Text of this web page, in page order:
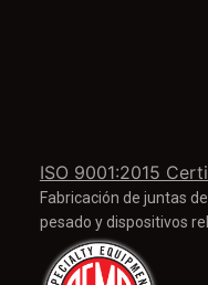
ISO 9001:2015
Fabricación de juntas
pesado y dispositivos